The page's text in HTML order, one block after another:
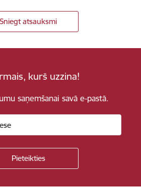
Sniegt atsauksmi
kurš uzzina!
saņemšanai savā e-pastā.